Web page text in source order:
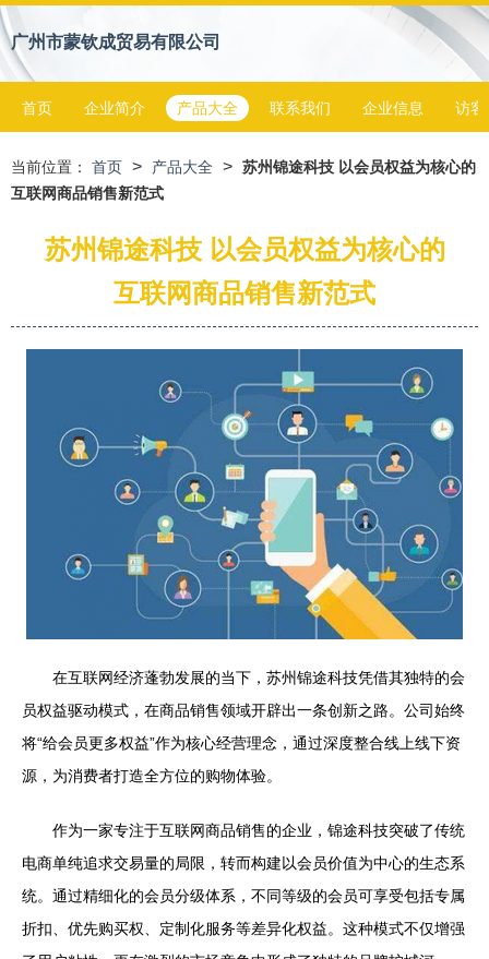
广州市蒙钦成贸易有限公司
首页 企业简介 产品大全 联系我们 企业信息 访客
当前位置： 首页 > 产品大全 > 苏州锦途科技 以会员权益为核心的
互联网商品销售新范式
苏州锦途科技 以会员权益为核心的
互联网商品销售新范式
在互联网经济蓬勃发展的当下，苏州锦途科技凭借其独特的会
员权益驱动模式，在商品销售领域开辟出一条创新之路。公司始终
将“给会员更多权益”作为核心经营理念，通过深度整合线上线下资
源，为消费者打造全方位的购物体验。
作为一家专注于互联网商品销售的企业，锦途科技突破了传统
电商单纯追求交易量的局限，转而构建以会员价值为中心的生态系
统。通过精细化的会员分级体系，不同等级的会员可享受包括专属
折扣、优先购买权、定制化服务等差异化权益。这种模式不仅增强